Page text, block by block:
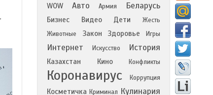
WOW Авто Армия Беларусь
Бизнес Видео Дети
Жесть
Животные
Закон Здоровье Игры
Интернет Искусство История
Казахстан Кино Конфликты
Коронавирус Коррупция
Косметичка Криминал Кулинария